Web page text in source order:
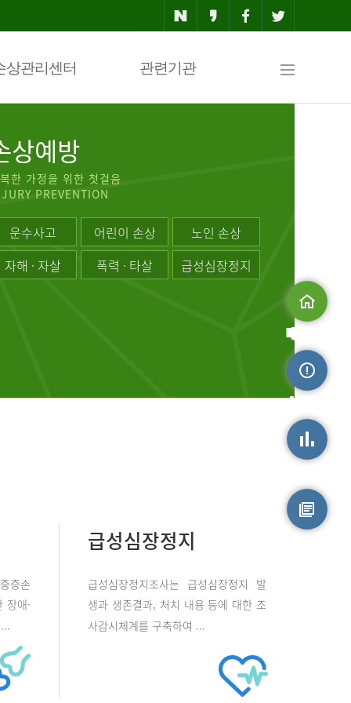
상관리센터 관련기관
맵
상예방
한 가정을 위한 첫걸음
PREVENTION
운수사고 어린이 손상
노인 손상
자해 · 자살
폭력 · 타살 급성심장정지
증손
장애·
급성심장정지
급성심장정지조사는 급성심장정지 발
생과 생존결과, 처치 내용 등에 대한 조
사감시체계를 구축하여 ...
메인으로
손상정보